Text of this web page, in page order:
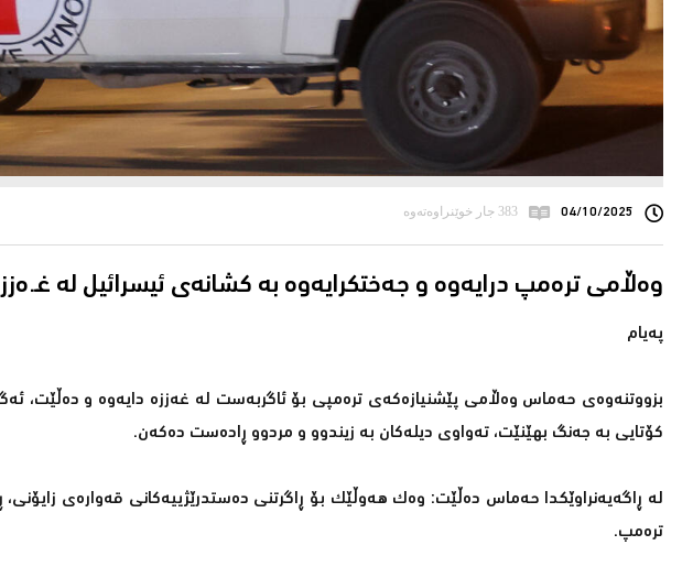
04/10/2025 383 جار خوێنراوەتەوە
وەڵامى ترەمپ درایەوە و جەختکرایەوە بە کشانەى ئیسرائیل لە
پەیام
بزووتنەوەی حەماس وەڵامی پێشنیازەكەی ترەمپی بۆ ئاگربەست لە غەززە دایەوە و دەڵێت،
كۆتایی بە جەنگ بهێنێت، تەواوی دیلەكان بە زیندوو و مردوو ڕادەست دەكەن.
لە ڕاگەیەنراوێكدا حەماس دەڵێت: وەك هەوڵێك بۆ ڕاگرتنی دەستدرێژییەكانی قەوارەی زایۆنی،
ترەمپ.